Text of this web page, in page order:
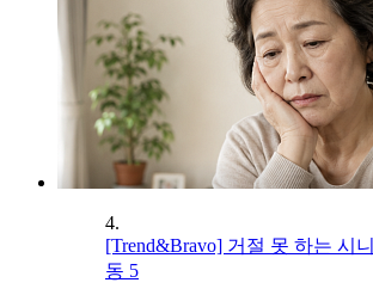
4.
[Trend&Bravo] 거절 못 하는 시
동 5